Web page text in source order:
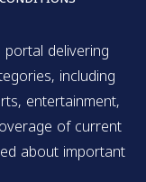
delivering
including
entertainment,
of current
about important